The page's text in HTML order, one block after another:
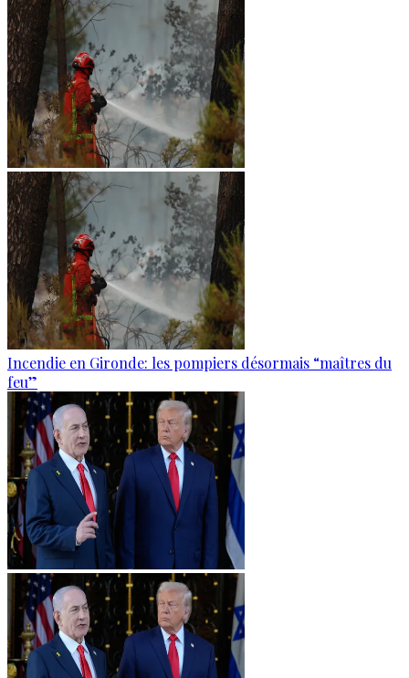
Incendie en Gironde: les pompiers désormais “maîtres du
feu”